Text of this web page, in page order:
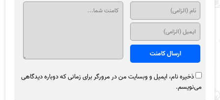
ذخیره نام، ایمیل و وبسایت من در مرورگر برای زمانی که دوباره دیدگاهی
می‌نویسم.